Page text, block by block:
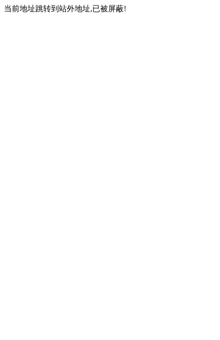
当前地址跳转到站外地址,已被屏蔽!